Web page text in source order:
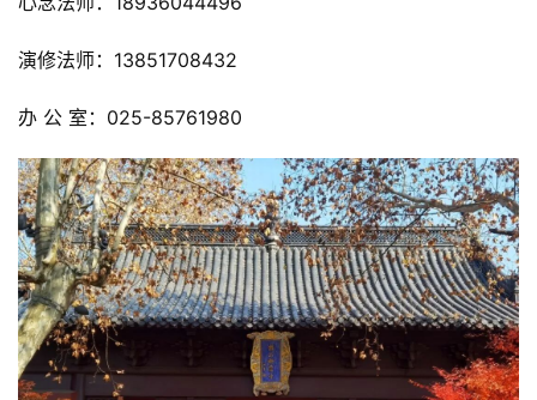
演修法师：13851708432
办 公 室：025-85761980